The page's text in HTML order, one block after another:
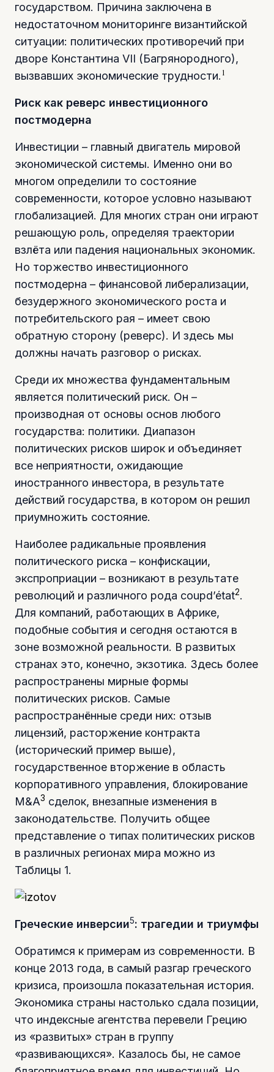
государством. Причина заключена в
недостаточном мониторинге византийской
ситуации: политических противоречий при
дворе Константина VII (Багрянородного),
вызвавших экономические трудности.1
Риск как реверс инвестиционного
постмодерна
Инвестиции – главный двигатель мировой
экономической системы. Именно они во
многом определили то состояние
современности, которое условно называют
глобализацией. Для многих стран они играют
решающую роль, определяя траектории
взлёта или падения национальных экономик.
Но торжество инвестиционного
постмодерна – финансовой либерализации,
безудержного экономического роста и
потребительского рая – имеет свою
обратную сторону (реверс). И здесь мы
должны начать разговор о рисках.
Среди их множества фундаментальным
является политический риск. Он –
производная от основы основ любого
государства: политики. Диапазон
политических рисков широк и объединяет
все неприятности, ожидающие
иностранного инвестора, в результате
действий государства, в котором он решил
приумножить состояние.
Наиболее радикальные проявления
политического риска – конфискации,
экспроприации – возникают в результате
революций и различного рода coupd’état2.
Для компаний, работающих в Африке,
подобные события и сегодня остаются в
зоне возможной реальности. В развитых
странах это, конечно, экзотика. Здесь более
распространены мирные формы
политических рисков. Самые
распространённые среди них: отзыв
лицензий, расторжение контракта
(исторический пример выше),
государственное вторжение в область
корпоративного управления, блокирование
M&A3 сделок, внезапные изменения в
законодательстве. Получить общее
представление о типах политических рисков
в различных регионах мира можно из
Таблицы 1.
Греческие инверсии5: трагедии и триумфы
Обратимся к примерам из современности. В
конце 2013 года, в самый разгар греческого
кризиса, произошла показательная история.
Экономика страны настолько сдала позиции,
что индексные агентства перевели Грецию
из «развитых» стран в группу
«развивающихся». Казалось бы, не самое